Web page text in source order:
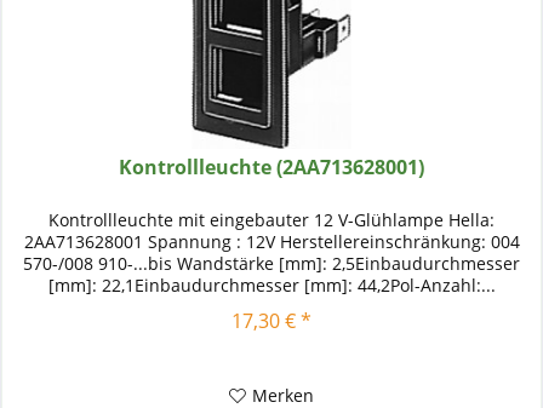
Kontrollleuchte (2AA713628001)
Kontrollleuchte mit eingebauter 12 V-Glühlampe Hella:
2AA713628001 Spannung : 12V Herstellereinschränkung: 004
570-/008 910-...bis Wandstärke [mm]: 2,5Einbaudurchmesser
[mm]: 22,1Einbaudurchmesser [mm]: 44,2Pol-Anzahl:...
17,30 € *
Merken